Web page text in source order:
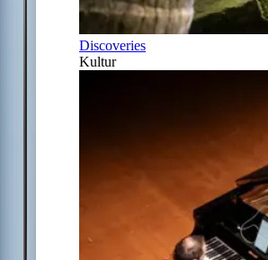
Discoveries
Kultur